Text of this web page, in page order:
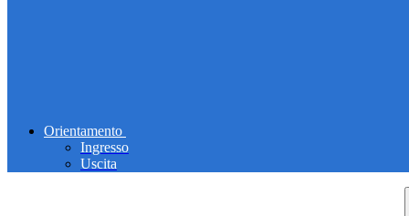
Orientamento
Ingresso
Uscita